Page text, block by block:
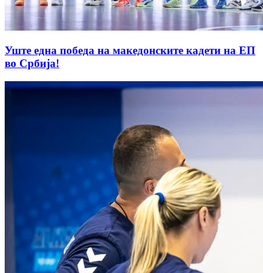
Уште една победа на македонските кадети на ЕП
во Србија!